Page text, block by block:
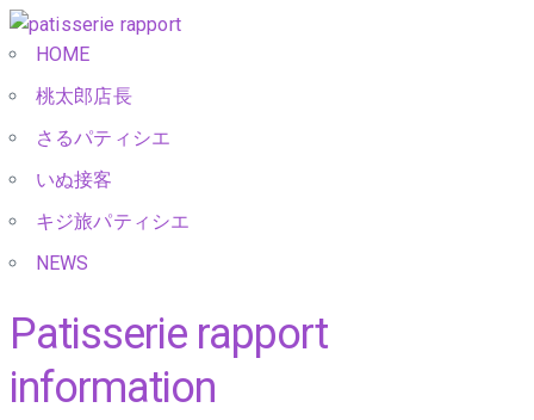
HOME
桃太郎店長
さるパティシエ
いぬ接客
キジ旅パティシエ
NEWS
Patisserie rapport
information